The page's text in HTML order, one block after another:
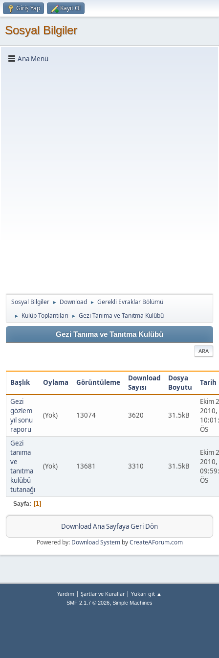
Giriş Yap Kayıt Ol
Sosyal Bilgiler
Ana Menü
Sosyal Bilgiler ► Download ► Gerekli Evraklar Bölümü
► Kulüp Toplantıları ► Gezi Tanıma ve Tanıtma Kulübü
Gezi Tanıma ve Tanıtma Kulübü
ARA
Başlık Oylama Görüntüleme
Download
Sayısı
Dosya
Boyutu
Tarih
Gezi
gözlem
yıl sonu
raporu
(Yok) 13074 3620 31.5kB
Ekim
2010,
ÖS
Gezi
tanıma
ve
tanıtma
kulübü
tutanağı
(Yok) 13681 3310 31.5kB
Ekim
2010,
ÖS
Sayfa 1
Download Ana Sayfaya Geri Dön
Powered by: Download SystembyCreateAForum.com
Yardım | Şartlar ve Kurallar| Yukarı git ▲
SMF 2.1.7 © 2026, Simple Machines